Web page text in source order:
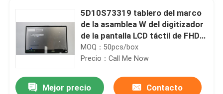
5D10S73319 tablero del marco
de la asamblea W del digitizador
de la pantalla LCD táctil de FHD
de C930-13IKB yoga Lenovo
81C4 13,9”
MOQ：50pcs/box
Precio：Call Me Now
Mejor precio Contacto